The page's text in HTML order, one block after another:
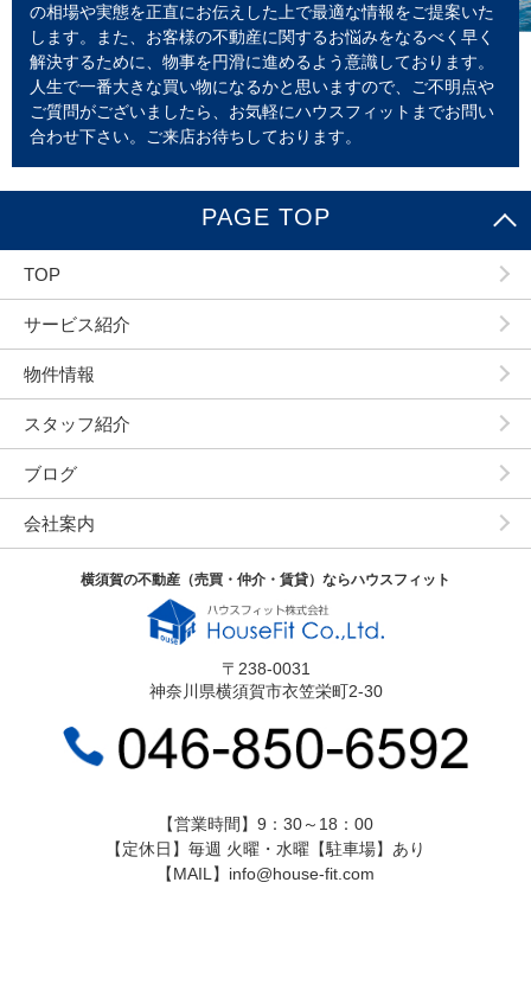
の相場や実態を正直にお伝えした上で最適な情報をご提案いた
します。また、お客様の不動産に関するお悩みをなるべく早く
解決するために、物事を円滑に進めるよう意識しております。
人生で一番大きな買い物になるかと思いますので、ご不明点や
ご質問がございましたら、お気軽にハウスフィットまでお問い
合わせ下さい。ご来店お待ちしております。
PAGE TOP
TOP
サービス紹介
物件情報
スタッフ紹介
ブログ
会社案内
横須賀の不動産（売買・仲介・賃貸）ならハウスフィット
〒238-0031
神奈川県横須賀市衣笠栄町2-30
【営業時間】9：30～18：00
【定休日】毎週 火曜・水曜【駐車場】あり
【MAIL】info@house-fit.com